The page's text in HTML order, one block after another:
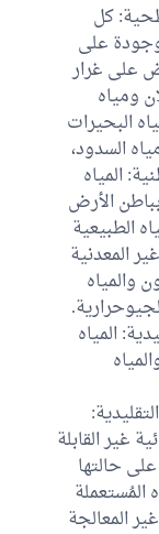
كل
على
على غرار
ومياه
البحيرات
السدود،
المياه
الأرض
الطبيعية
المعدنية
والمياه
المياه
غير القابلة
حالتها
المُستعملة
المعالجة